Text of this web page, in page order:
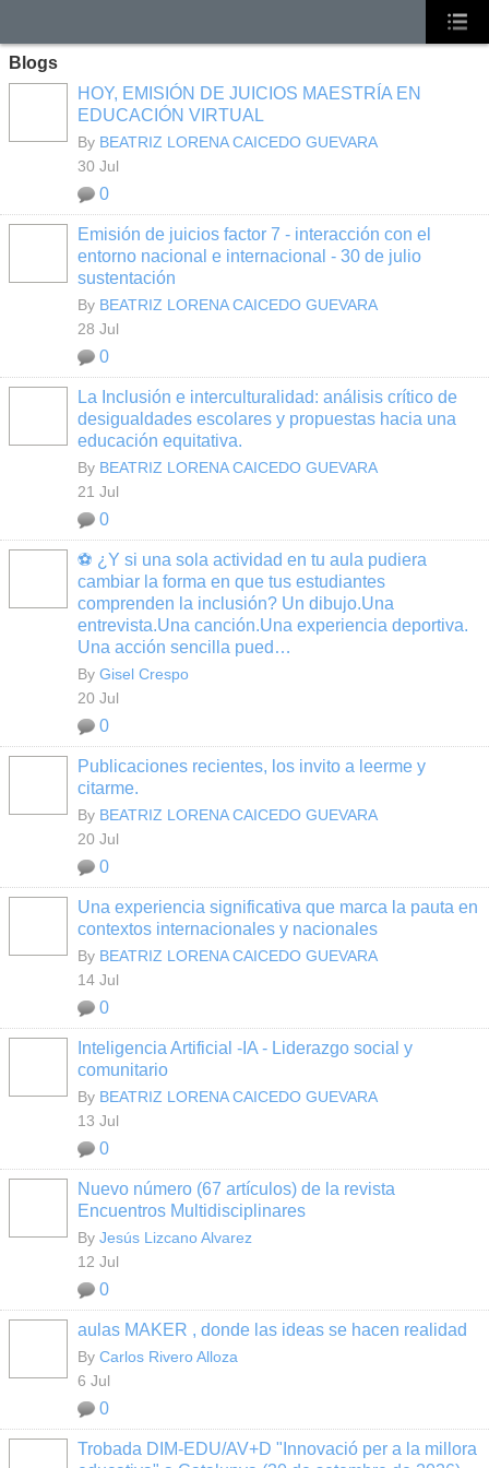
Blogs
HOY, EMISIÓN DE JUICIOS MAESTRÍA EN
EDUCACIÓN VIRTUAL
By BEATRIZ LORENA CAICEDO GUEVARA
30 Jul
0
Emisión de juicios factor 7 - interacción con el
entorno nacional e internacional - 30 de julio
sustentación
By BEATRIZ LORENA CAICEDO GUEVARA
28 Jul
0
La Inclusión e interculturalidad: análisis crítico de
desigualdades escolares y propuestas hacia una
educación equitativa.
By BEATRIZ LORENA CAICEDO GUEVARA
21 Jul
0
⚽ ¿Y si una sola actividad en tu aula pudiera
cambiar la forma en que tus estudiantes
comprenden la inclusión? Un dibujo.Una
entrevista.Una canción.Una experiencia deportiva.
Una acción sencilla pued…
By Gisel Crespo
20 Jul
0
Publicaciones recientes, los invito a leerme y
citarme.
By BEATRIZ LORENA CAICEDO GUEVARA
20 Jul
0
Una experiencia significativa que marca la pauta en
contextos internacionales y nacionales
By BEATRIZ LORENA CAICEDO GUEVARA
14 Jul
0
Inteligencia Artificial -IA - Liderazgo social y
comunitario
By BEATRIZ LORENA CAICEDO GUEVARA
13 Jul
0
Nuevo número (67 artículos) de la revista
Encuentros Multidisciplinares
By Jesús Lizcano Alvarez
12 Jul
0
aulas MAKER , donde las ideas se hacen realidad
By Carlos Rivero Alloza
6 Jul
0
Trobada DIM-EDU/AV+D "Innovació per a la millora